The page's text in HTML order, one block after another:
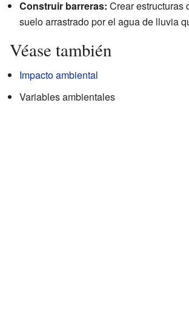
Construir barreras: Crear estructuras
suelo arrastrado por el agua de lluvia
Véase también
Impacto ambiental
Variables ambientales